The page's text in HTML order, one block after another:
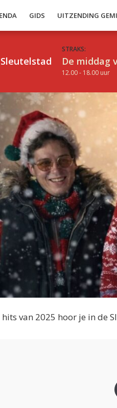
GIDS UITZENDING
STRAKS:
De middag
12.00 - 18.00 uur
van 2025 hoor je in de